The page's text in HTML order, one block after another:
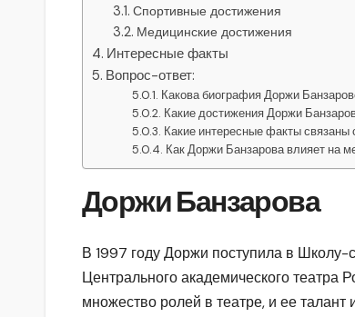
Спортивные достижения
Медицинские достижения
Интересные факты
Вопрос-ответ:
Какова биография Доржи
Какие достижения Доржи
Какие интересные факты связаны
Как Доржи Банзарова влияет на
Доржи Банзарова
В 1997 году Доржи поступила в
Центрального академического
множество ролей в театре, и ее